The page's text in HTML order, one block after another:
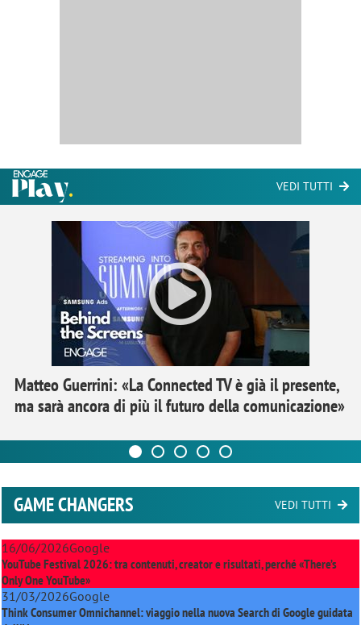
VEDI TUTTI
Matteo Guerrini: «La Connected TV è già il presente,
ma sarà ancora di più il futuro della comunicazione»
GAME CHANGERS VEDI TUTTI
16/06/2026Google
YouTube Festival 2026: tra contenuti, creator e risultati, perché «There’s
Only One YouTube»
31/03/2026Google
Think Consumer Omnichannel: viaggio nella nuova Search di Google guidata